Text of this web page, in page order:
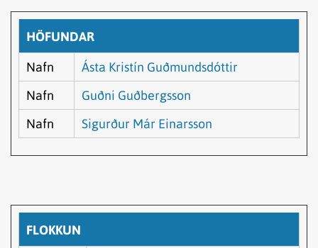
HÖFUNDAR
Nafn
Ásta Kristín Guðmundsdóttir
Nafn
Guðni Guðbergsson
Nafn
Sigurður Már Einarsson
FLOKKUN